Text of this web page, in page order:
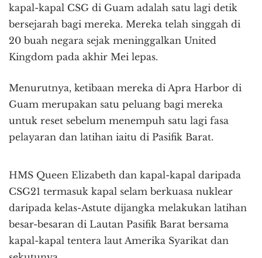
kapal-kapal CSG di Guam adalah satu lagi detik
bersejarah bagi mereka. Mereka telah singgah di
20 buah negara sejak meninggalkan United
Kingdom pada akhir Mei lepas.
Menurutnya, ketibaan mereka di Apra Harbor di
Guam merupakan satu peluang bagi mereka
untuk reset sebelum menempuh satu lagi fasa
pelayaran dan latihan iaitu di Pasifik Barat.
HMS Queen Elizabeth dan kapal-kapal daripada
CSG21 termasuk kapal selam berkuasa nuklear
daripada kelas-Astute dijangka melakukan latihan
besar-besaran di Lautan Pasifik Barat bersama
kapal-kapal tentera laut Amerika Syarikat dan